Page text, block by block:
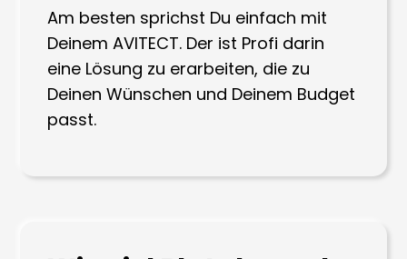
Am besten sprichst Du einfach mit
Deinem AVITECT. Der ist Profi darin
eine Lösung zu erarbeiten, die zu
Deinen Wünschen und Deinem Budget
passt.